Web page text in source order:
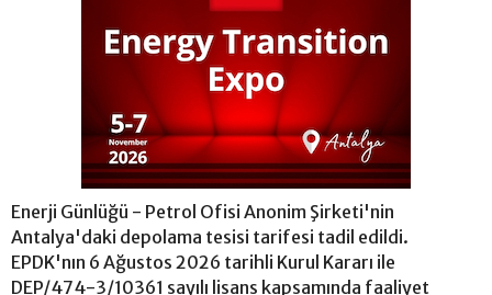
Enerji Günlüğü - Petrol Ofisi Anonim Şirketi'nin
Antalya'daki depolama tesisi tarifesi tadil edildi.
EPDK'nın 6 Ağustos 2026 tarihli Kurul Kararı ile
DEP/474-3/10361 sayılı lisans kapsamında faaliyet